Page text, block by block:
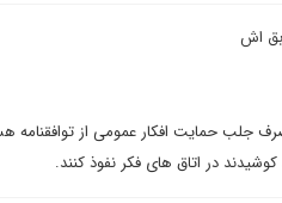
اش
جلب حمایت افکار عمومی از توافقنامه
در اتاق های فکر نفوذ کنند.